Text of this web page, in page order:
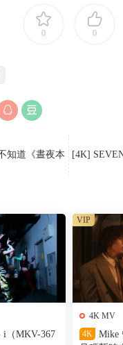
0 0
知道《晝夜本
[4K]
i（MKV-367
4K MV
4K
Mike
VIP